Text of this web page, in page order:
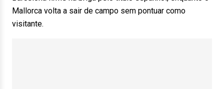
Mallorca volta a sair de campo sem pontuar como
visitante.